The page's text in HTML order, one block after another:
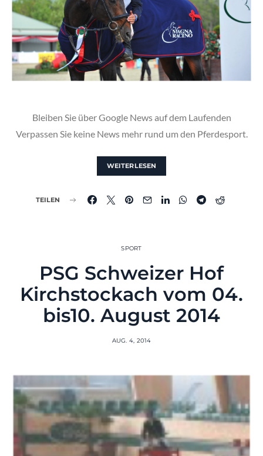
Bleiben Sie über Google News auf dem Laufenden
Verpassen Sie keine News mehr rund um den Pferdesport.
WEITERLESEN
TEILEN
SPORT
PSG Schweizer Hof
Kirchstockach vom 04.
bis10. August 2014
AUG. 4, 2014